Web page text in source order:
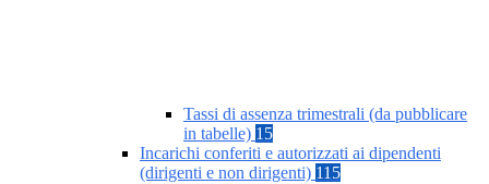
Tassi di assenza trimestrali (da pubblicare
in tabelle) 15
Incarichi conferiti e autorizzati ai dipendenti
(dirigenti e non dirigenti) 115